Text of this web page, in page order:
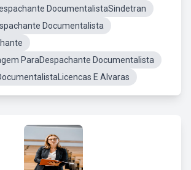
DocumentalistaSindetran
Documentalista
ParaDespachante Documentalista
E Alvaras